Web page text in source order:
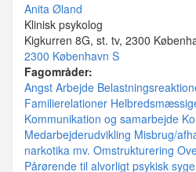
Anita Øland
Klinisk psykolog
Kigkurren 8G, st. tv, 2300
2300 København S
Fagområder:
Angst Arbejde
Familierelationer
Kommunikation og samarbejde
Medarbejderudvikling Misbrug/
narkotika mv. Omstrukturering
Pårørende til alvorligt psykisk syge